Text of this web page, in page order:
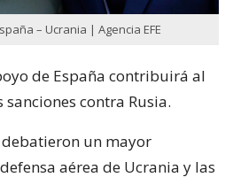
– Ucrania | Agencia EFE
de España contribuirá al
contra Rusia.
un mayor
aérea de Ucrania y las